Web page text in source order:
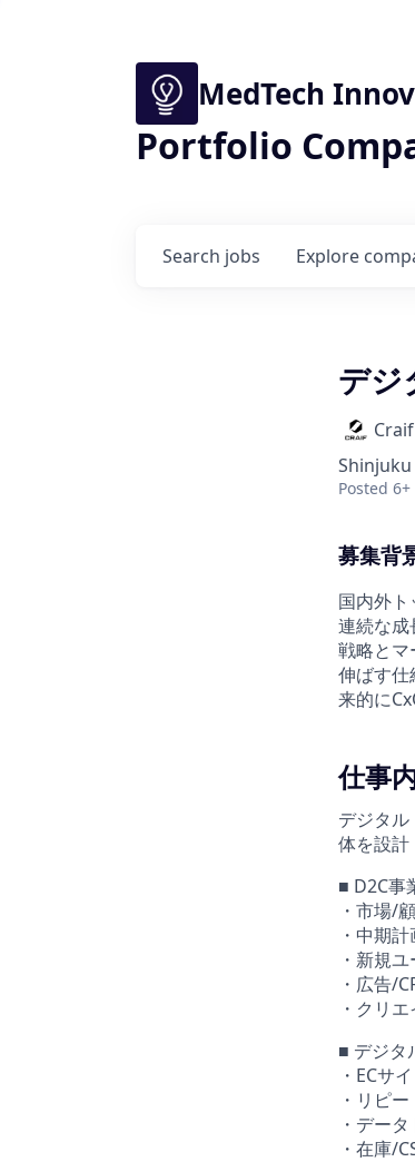
MedTech
Portfolio
Search jobs Explore
デジ
Craif
Shinjuku
Posted
募集背
国内外
連続な成
戦略とマ
伸ばす仕
来的に
仕事
デジタ
体を設計
■ D2C事
・市場/
・中期
・新規
・広告/
・クリ
■ デジタ
・ECサ
・リピ
・デー
・在庫/